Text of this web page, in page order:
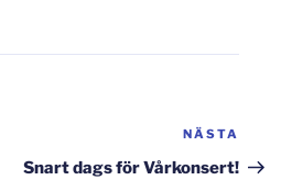
inlägg
NÄSTA
Snart dags för Vårkonsert!